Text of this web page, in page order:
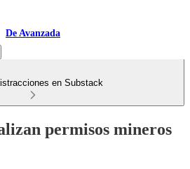
De Avanzada
en Substack
permisos mineros